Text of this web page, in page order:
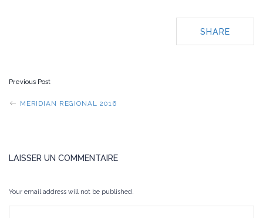
SHARE
POST
NAVIGATION
Previous Post
MERIDIAN REGIONAL 2016
LAISSER UN COMMENTAIRE
Your email address will not be published.